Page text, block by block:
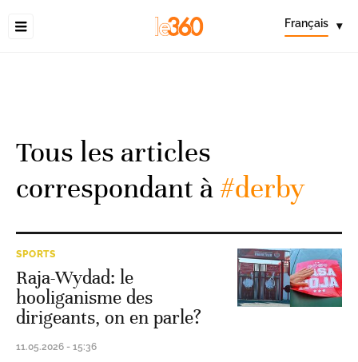
Français ▾
Tous les articles
correspondant à#derby
SPORTS
Raja-Wydad: le
hooliganisme des
dirigeants, on en parle?
11.05.2026 - 15:36